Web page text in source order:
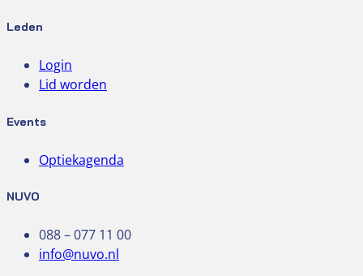
Leden
Login
Lid worden
Events
Optiekagenda
NUVO
088 – 077 11 00
info@nuvo.nl